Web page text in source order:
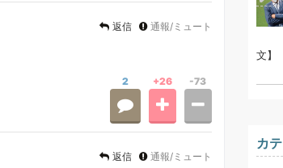
返信 通報/ミュート
2 +26 -73
返信 通報/ミュート
文】
カ